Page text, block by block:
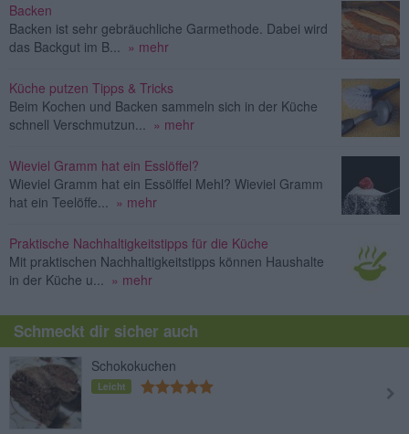
Backen
Backen ist sehr gebräuchliche Garmethode. Dabei wird
das Backgut im B... » mehr
Küche putzen Tipps & Tricks
Beim Kochen und Backen sammeln sich in der Küche
schnell Verschmutzun... » mehr
Wieviel Gramm hat ein Esslöffel?
Wieviel Gramm hat ein Essölffel Mehl? Wieviel Gramm
hat ein Teelöffe... » mehr
Praktische Nachhaltigkeitstipps für die Küche
Mit praktischen Nachhaltigkeitstipps können Haushalte
in der Küche u... » mehr
Schmeckt dir sicher auch
Schokokuchen
Leicht